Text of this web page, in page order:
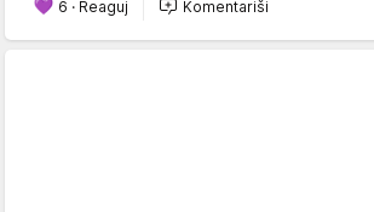
6 · Reaguj Komentariši